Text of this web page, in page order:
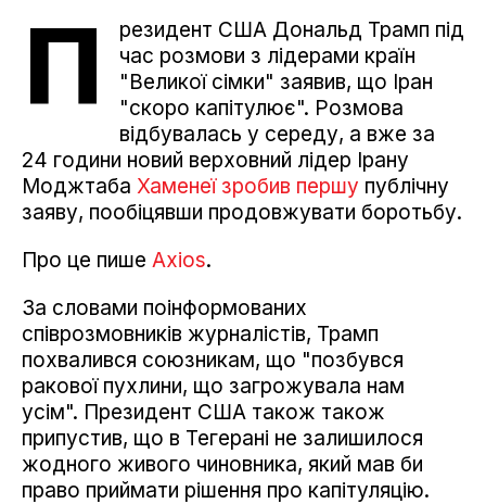
П
резидент США Дональд Трамп під
час розмови з лідерами країн
"Великої сімки" заявив, що Іран
"скоро капітулює". Розмова
відбувалась у середу, а вже за
24 години новий верховний лідер Ірану
Моджтаба Хаменеї зробив першу публічну
заяву, пообіцявши продовжувати боротьбу.
Про це пише Axios.
За словами поінформованих
співрозмовників журналістів, Трамп
похвалився союзникам, що "позбувся
ракової пухлини, що загрожувала нам
усім". Президент США також також
припустив, що в Тегерані не залишилося
жодного живого чиновника, який мав би
право приймати рішення про капітуляцію.